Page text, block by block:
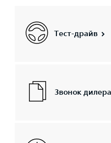
Тест-драйв
Звонок дилера